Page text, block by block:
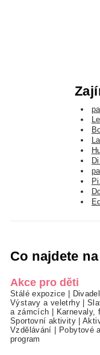
Co najdete
Akce pro děti
Stálé expozice
Výstavy a veletrhy|
a zámcích
Karnevaly,
Sportovní aktivity|
Vzdělávání
Pobytové
program